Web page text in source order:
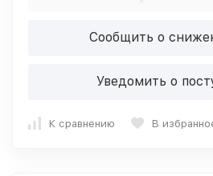
Сообщить о
Уведомить о
К сравнению В